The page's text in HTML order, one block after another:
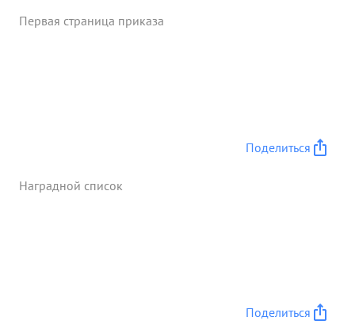
Умелой организацией обороны и ратаками, полка
Первая страница приказа
Поделиться
Наградной список
Поделиться